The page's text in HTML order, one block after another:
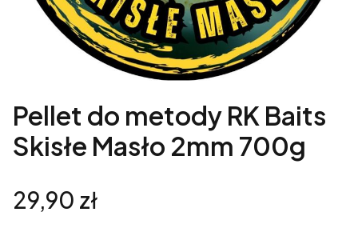
Pellet do metody RK Baits
Skisłe Masło 2mm 700g
Cena
29,90 zł